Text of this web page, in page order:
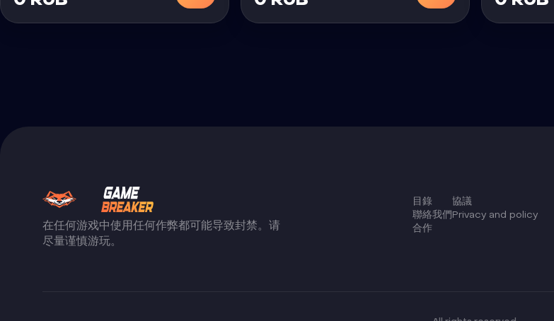
在任何游戏中使用任何作弊都可能导致封禁。请
尽量谨慎游玩。
目錄
聯絡我們
合作
協議
Privacy and policy